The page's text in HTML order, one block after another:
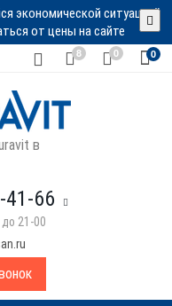
экономической ситуацией
от цены на сайте
8 0 0
в
41-66
21-00